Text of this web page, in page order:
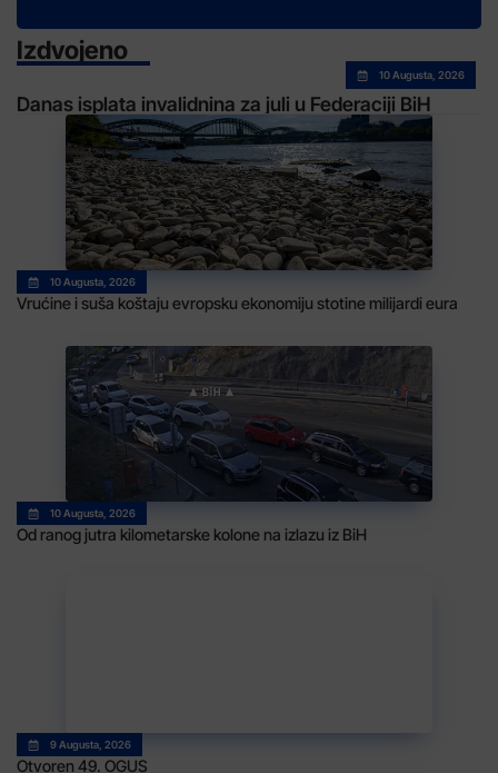
Izdvojeno
10 Augusta, 2026
Danas isplata invalidnina za juli u Federaciji BiH
10 Augusta, 2026
Vrućine i suša koštaju evropsku ekonomiju stotine milijardi eura
10 Augusta, 2026
Od ranog jutra kilometarske kolone na izlazu iz BiH
9 Augusta, 2026
Otvoren 49. OGUS